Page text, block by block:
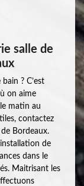
salle de
? C’est
on aime
matin au
contactez
Bordeaux.
de
dans le
Maitrisant les